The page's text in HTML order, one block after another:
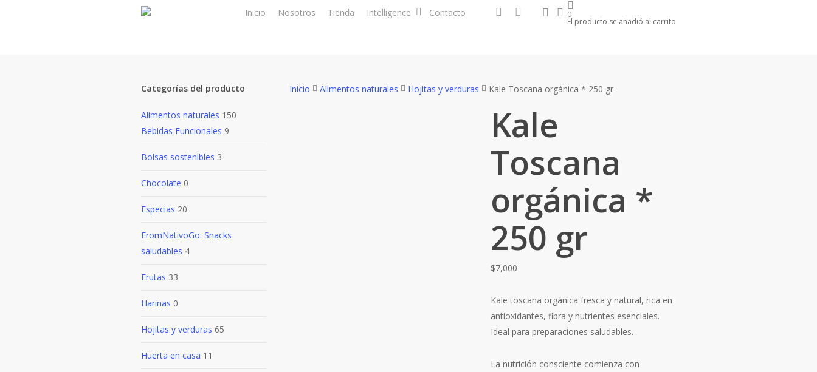
Inicio Nosotros Tienda Intelligence Contacto facebookinstagram searchaccount
0
El producto se añadió al carrito
Categorías del producto
Alimentos naturales 150
Bebidas Funcionales 9
Bolsas sostenibles 3
Chocolate 0
Especias 20
FromNativoGo: Snacks
saludables 4
Frutas 33
Harinas 0
Hojitas y verduras 65
Huerta en casa 11
Inicio Alimentos naturales Hojitas y verduras Kale Toscana orgánica * 250 gr
Kale
Toscana
orgánica *
250 gr
$7,000
Kale toscana orgánica fresca y natural, rica en
antioxidantes, fibra y nutrientes esenciales.
Ideal para preparaciones saludables.
La nutrición consciente comienza con